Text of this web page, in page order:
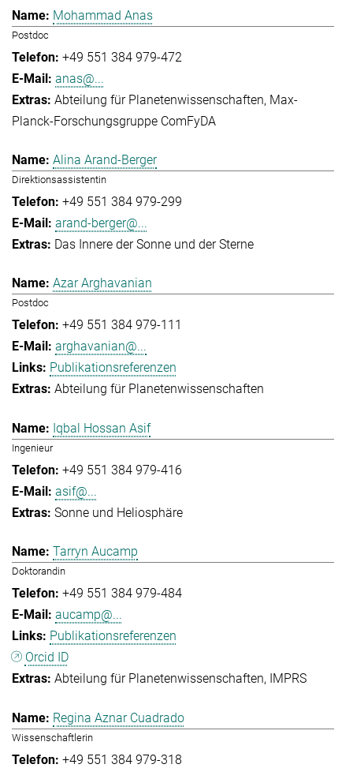
Mohammad Anas
Postdoc
+49 551 384 979-472
anas@...
Abteilung für Planetenwissenschaften Max-
Planck-Forschungsgruppe ComFyDA
Alina Arand-Berger
Direktionsassistentin
+49 551 384 979-299
arand-berger@...
Das Innere der Sonne und der Sterne
Azar Arghavanian
Postdoc
+49 551 384 979-111
arghavanian@...
Publikationsreferenzen
Abteilung für Planetenwissenschaften
Iqbal Hossan Asif
Ingenieur
+49 551 384 979-416
asif@...
Sonne und Heliosphäre
Tarryn Aucamp
Doktorandin
+49 551 384 979-484
aucamp@...
Publikationsreferenzen
Orcid ID
Abteilung für Planetenwissenschaften IMPRS
Regina Aznar Cuadrado
Wissenschaftlerin
+49 551 384 979-318